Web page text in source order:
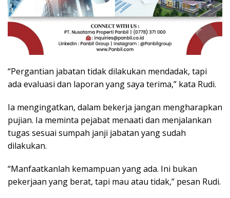
“Pergantian jabatan tidak dilakukan mendadak, tapi
ada evaluasi dan laporan yang saya terima,” kata Rudi.
Ia mengingatkan, dalam bekerja jangan mengharapkan
pujian. Ia meminta pejabat menaati dan menjalankan
tugas sesuai sumpah janji jabatan yang sudah
dilakukan.
“Manfaatkanlah kemampuan yang ada. Ini bukan
pekerjaan yang berat, tapi mau atau tidak,” pesan Rudi.